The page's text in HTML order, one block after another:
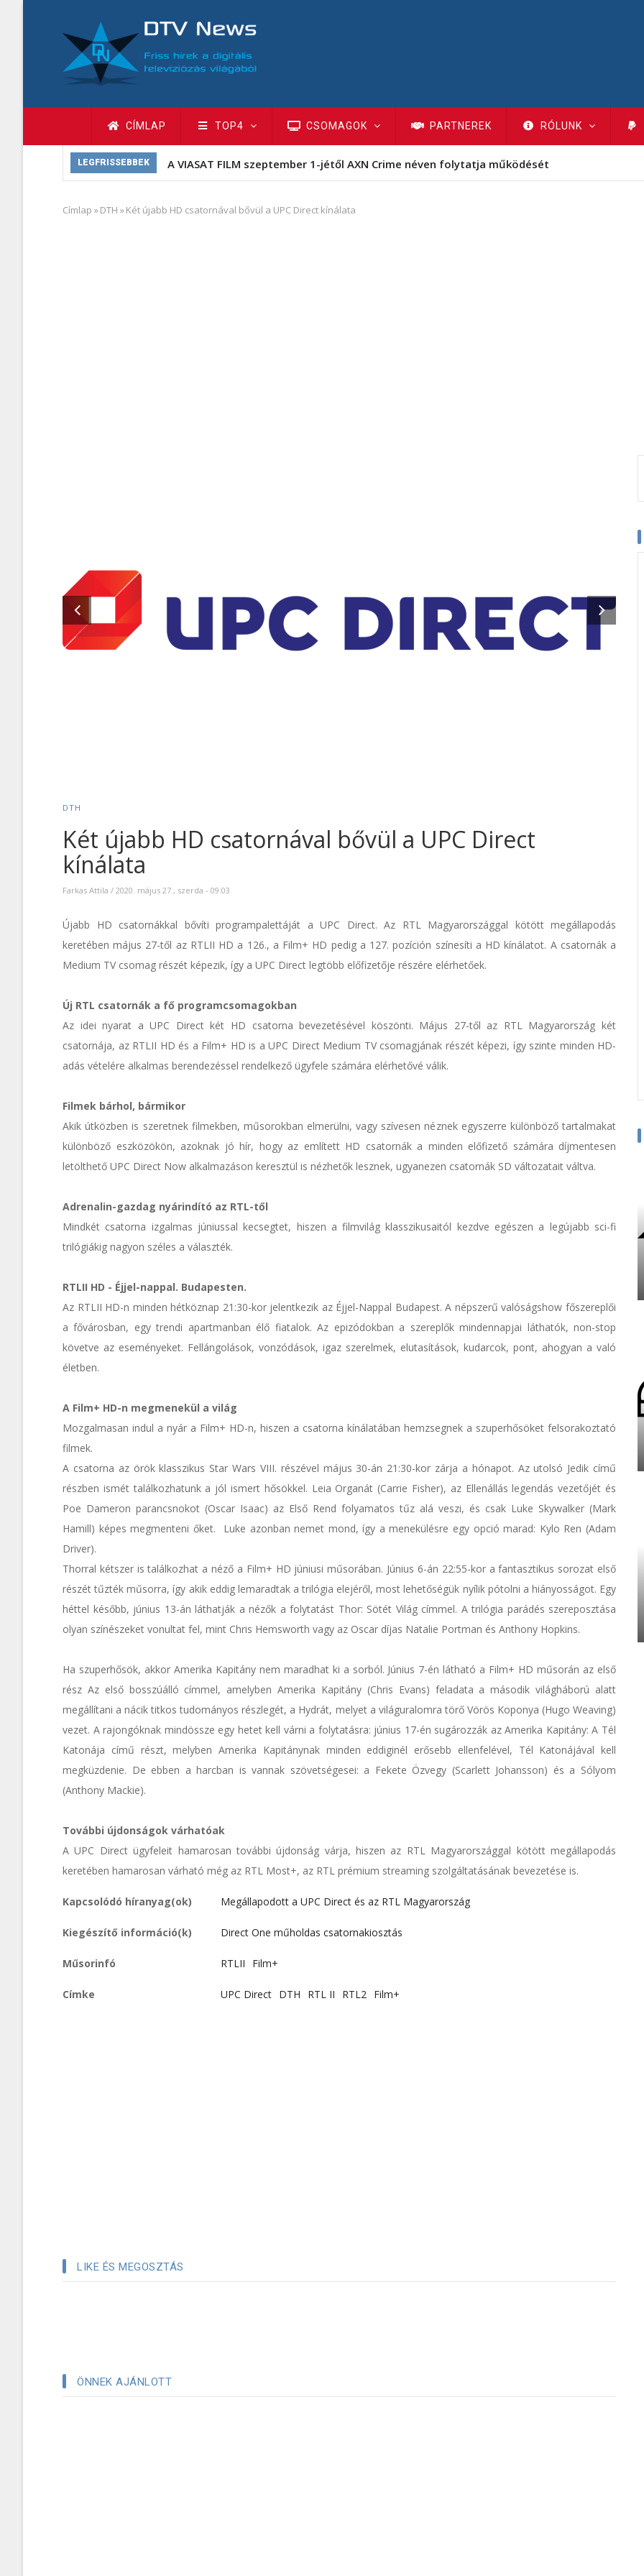
tartalomra
Fő
navigáció
CÍMLAP TOP4 CSOMAGOK PARTNEREK RÓLUNK
LEGFRISSEBBEK A VIASAT FILM szeptember 1-jétől AXN Crime néven folytatja működését
Morzsa
Címlap »DTH »Két újabb HD csatornával bővül a UPC Direct kínálata
DTH
Két újabb HD csatornával bővül a UPC Direct
kínálata
Farkas Attila / 2020. május 27., szerda - 09:03
Újabb HD csatornákkal bővíti programpalettáját a UPC Direct. Az RTL Magyarországgal kötött megállapodás
keretében május 27-től az RTLII HD a 126., a Film+ HD pedig a 127. pozíción színesíti a HD kínálatot. A csatornák a
Medium TV csomag részét képezik, így a UPC Direct legtöbb előfizetője részére elérhetőek.
Új RTL csatornák a fő programcsomagokban
Az idei nyarat a UPC Direct két HD csatorna bevezetésével köszönti. Május 27-től az RTL Magyarország két
csatornája, az RTLII HD és a Film+ HD is a UPC Direct Medium TV csomagjának részét képezi, így szinte minden HD-
adás vételére alkalmas berendezéssel rendelkező ügyfele számára elérhetővé válik.
Filmek bárhol, bármikor
Akik útközben is szeretnek filmekben, műsorokban elmerülni, vagy szívesen néznek egyszerre különböző tartalmakat
különböző eszközökön, azoknak jó hír, hogy az említett HD csatornák a minden előfizető számára díjmentesen
letölthető UPC Direct Now alkalmazáson keresztül is nézhetők lesznek, ugyanezen csatornák SD változatait váltva.
Adrenalin-gazdag nyárindító az RTL-től
Mindkét csatorna izgalmas júniussal kecsegtet, hiszen a filmvilág klasszikusaitól kezdve egészen a legújabb sci-fi
trilógiákig nagyon széles a választék.
RTLII HD - Éjjel-nappal. Budapesten.
Az RTLII HD-n minden hétköznap 21:30-kor jelentkezik az Éjjel-Nappal Budapest. A népszerű valóságshow főszereplői
a fővárosban, egy trendi apartmanban élő fiatalok. Az epizódokban a szereplők mindennapjai láthatók, non-stop
követve az eseményeket. Fellángolások, vonzódások, igaz szerelmek, elutasítások, kudarcok, pont, ahogyan a való
életben.
A Film+ HD-n megmenekül a világ
Mozgalmasan indul a nyár a Film+ HD-n, hiszen a csatorna kínálatában hemzsegnek a szuperhősöket felsorakoztató
filmek.
A csatorna az örök klasszikus Star Wars VIII. részével május 30-án 21:30-kor zárja a hónapot. Az utolsó Jedik című
részben ismét találkozhatunk a jól ismert hősökkel. Leia Organát (Carrie Fisher), az Ellenállás legendás vezetőjét és
Poe Dameron parancsnokot (Oscar Isaac) az Első Rend folyamatos tűz alá veszi, és csak Luke Skywalker (Mark
Hamill) képes megmenteni őket. Luke azonban nemet mond, így a menekülésre egy opció marad: Kylo Ren (Adam
Driver).
Thorral kétszer is találkozhat a néző a Film+ HD júniusi műsorában. Június 6-án 22:55-kor a fantasztikus sorozat első
részét tűzték műsorra, így akik eddig lemaradtak a trilógia elejéről, most lehetőségük nyílik pótolni a hiányosságot. Egy
héttel később, június 13-án láthatják a nézők a folytatást Thor: Sötét Világ címmel. A trilógia parádés szereposztása
olyan színészeket vonultat fel, mint Chris Hemsworth vagy az Oscar díjas Natalie Portman és Anthony Hopkins.
Ha szuperhősök, akkor Amerika Kapitány nem maradhat ki a sorból. Június 7-én látható a Film+ HD műsorán az első
rész Az első bosszúálló címmel, amelyben Amerika Kapitány (Chris Evans) feladata a második világháború alatt
megállítani a nácik titkos tudományos részlegét, a Hydrát, melyet a világuralomra törő Vörös Koponya (Hugo Weaving)
vezet. A rajongóknak mindössze egy hetet kell várni a folytatásra: június 17-én sugározzák az Amerika Kapitány: A Tél
Katonája című részt, melyben Amerika Kapitánynak minden eddiginél erősebb ellenfelével, Tél Katonájával kell
megküzdenie. De ebben a harcban is vannak szövetségesei: a Fekete Özvegy (Scarlett Johansson) és a Sólyom
(Anthony Mackie).
További újdonságok várhatóak
A UPC Direct ügyfeleit hamarosan további újdonság várja, hiszen az RTL Magyarországgal kötött megállapodás
keretében hamarosan várható még az RTL Most+, az RTL prémium streaming szolgáltatásának bevezetése is.
Kapcsolódó híranyag(ok) Megállapodott a UPC Direct és az RTL Magyarország
Kiegészítő információ(k) Direct One műholdas csatornakiosztás
Műsorinfó RTLII Film+
Címke UPC Direct DTH RTL II RTL2 Film+
LIKE ÉS MEGOSZTÁS
ÖNNEK AJÁNLOTT